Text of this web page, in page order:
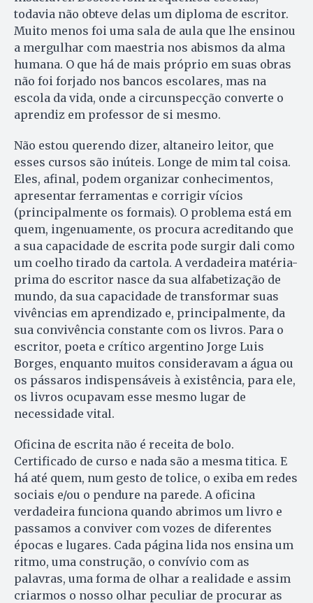
todavia não obteve delas um diploma de escritor.
Muito menos foi uma sala de aula que lhe ensinou
a mergulhar com maestria nos abismos da alma
humana. O que há de mais próprio em suas obras
não foi forjado nos bancos escolares, mas na
escola da vida, onde a circunspecção converte o
aprendiz em professor de si mesmo.
Não estou querendo dizer, altaneiro leitor, que
esses cursos são inúteis. Longe de mim tal coisa.
Eles, afinal, podem organizar conhecimentos,
apresentar ferramentas e corrigir vícios
(principalmente os formais). O problema está em
quem, ingenuamente, os procura acreditando que
a sua capacidade de escrita pode surgir dali como
um coelho tirado da cartola. A verdadeira matéria-
prima do escritor nasce da sua alfabetização de
mundo, da sua capacidade de transformar suas
vivências em aprendizado e, principalmente, da
sua convivência constante com os livros. Para o
escritor, poeta e crítico argentino Jorge Luis
Borges, enquanto muitos consideravam a água ou
os pássaros indispensáveis à existência, para ele,
os livros ocupavam esse mesmo lugar de
necessidade vital.
Oficina de escrita não é receita de bolo.
Certificado de curso e nada são a mesma titica. E
há até quem, num gesto de tolice, o exiba em redes
sociais e/ou o pendure na parede. A oficina
verdadeira funciona quando abrimos um livro e
passamos a conviver com vozes de diferentes
épocas e lugares. Cada página lida nos ensina um
ritmo, uma construção, o convívio com as
palavras, uma forma de olhar a realidade e assim
criarmos o nosso olhar peculiar de procurar as